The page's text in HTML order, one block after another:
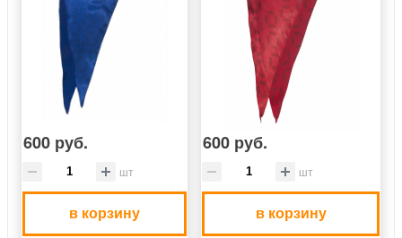
600 руб.
шт
в корзину
600 руб.
шт
в корзину